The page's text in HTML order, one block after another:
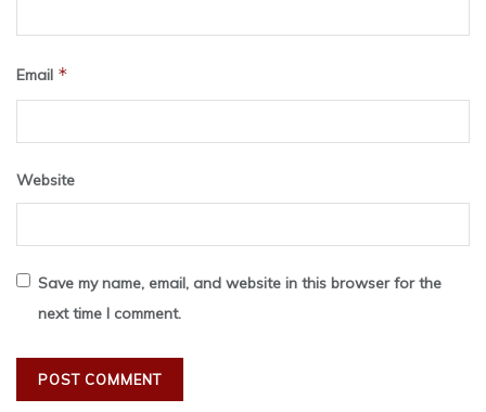
Email *
Website
Save my name, email, and website in this browser for the
next time I comment.